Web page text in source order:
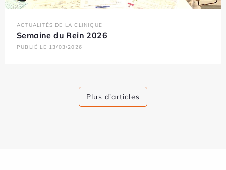
ACTUALITÉS DE LA CLINIQUE
Semaine du Rein 2026
PUBLIÉ LE 13/03/2026
Plus d'articles